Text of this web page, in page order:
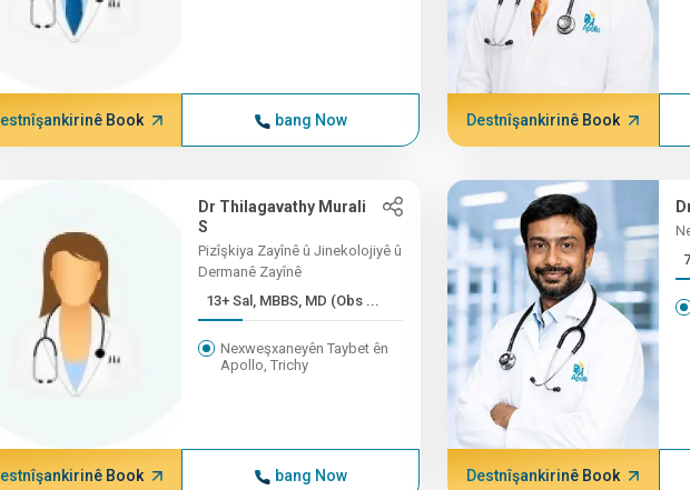
Book bang Now Destnîşankirinê Book
Dr Thilagavathy Murali
S
Pizîşkiya Zayînê û Jinekolojiyê û
Dermanê Zayînê
13+ Sal, MBBS, MD (Obs ...
Nexweşxaneyên Taybet ên
Apollo, Trichy
Book bang Now Destnîşankirinê Book